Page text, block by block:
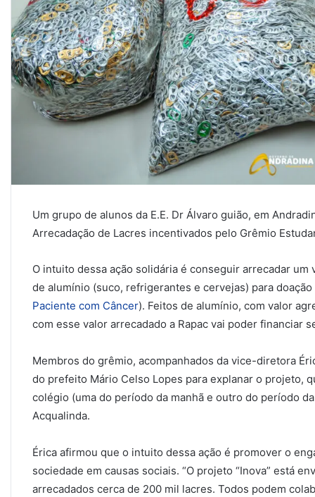
Um grupo de alunos da E.E. Dr Álvaro guião, em
Arrecadação de Lacres incentivados pelo Grêmio
O intuito dessa ação solidária é conseguir arrecadar
de alumínio (suco, refrigerantes e cervejas) para doação
Paciente com Câncer). Feitos de alumínio, com valor
com esse valor arrecadado a Rapac vai poder financiar
Membros do grêmio, acompanhados da vice-diretora
do prefeito Mário Celso Lopes para explanar o projeto,
colégio (uma do período da manhã e outro do período
Acqualinda.
Érica afirmou que o intuito dessa ação é promover o
sociedade em causas sociais. “O projeto “Inova” está
arrecadados cerca de 200 mil lacres. Todos podem